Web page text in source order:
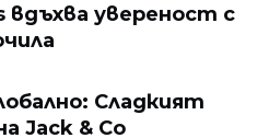
вдъхва увереност с
Сладкият
Jack & Co